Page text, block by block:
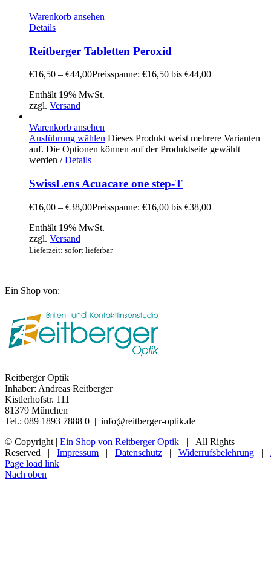
Warenkorb ansehen
Details
Reitberger Tabletten Peroxid
€16,50 – €44,00Preisspanne: €16,50 bis €44,00
Enthält 19% MwSt.
zzgl. Versand
Warenkorb ansehen
Ausführung wählen Dieses Produkt weist mehrere Varianten
auf. Die Optionen können auf der Produktseite gewählt
werden / Details
SwissLens Acuacare one step-T
€16,00 – €38,00Preisspanne: €16,00 bis €38,00
Enthält 19% MwSt.
zzgl. Versand
Lieferzeit: sofort lieferbar
Ein Shop von:
Reitberger Optik
Inhaber: Andreas Reitberger
Kistlerhofstr. 111
81379 München
Tel.: 089 1893 7888 0 | info@reitberger-optik.de
© Copyright | Ein Shop von Reitberger Optik | All Rights
Reserved | Impressum | Datenschutz | Widerrufsbelehrung |
Page load link
Nach oben